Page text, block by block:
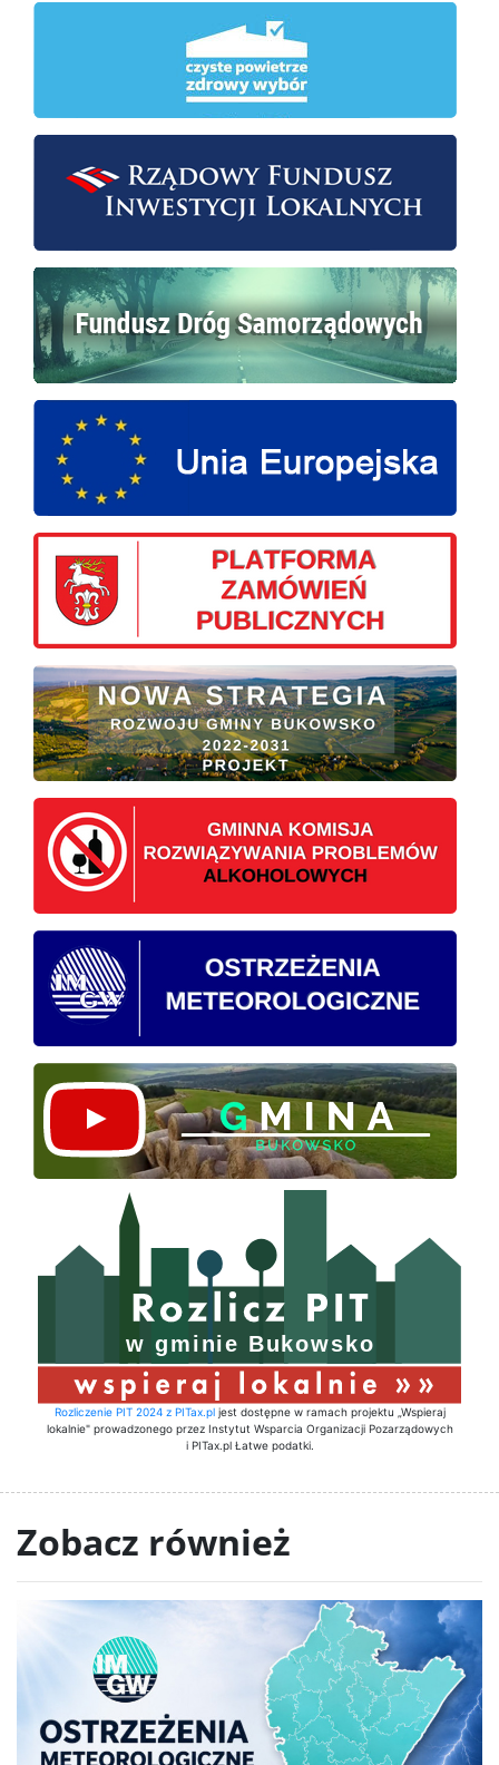
Rozliczenie PIT 2024 z PITax.pljest dostępne w ramach projektu „Wspieraj
lokalnie" prowadzonego przez Instytut Wsparcia Organizacji Pozarządowych
i PITax.pl Łatwe podatki.
Zobacz również